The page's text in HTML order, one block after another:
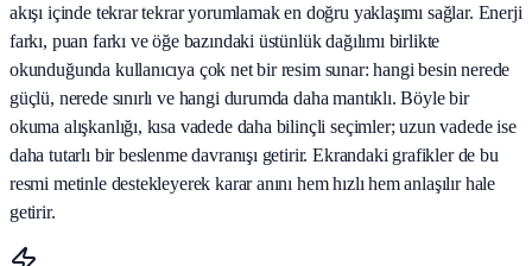
akışı içinde tekrar tekrar yorumlamak en doğru yaklaşımı sağlar. Enerji
farkı, puan farkı ve öğe bazındaki üstünlük dağılımı birlikte
okunduğunda kullanıcıya çok net bir resim sunar: hangi besin nerede
güçlü, nerede sınırlı ve hangi durumda daha mantıklı. Böyle bir
okuma alışkanlığı, kısa vadede daha bilinçli seçimler; uzun vadede ise
daha tutarlı bir beslenme davranışı getirir. Ekrandaki grafikler de bu
resmi metinle destekleyerek karar anını hem hızlı hem anlaşılır hale
getirir.